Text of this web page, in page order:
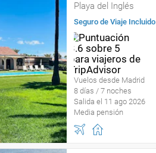
Playa del Inglés
Seguro de Viaje Incluido
Vuelos desde Madrid
8 días / 7 noches
Salida el 11 ago 2026
Media pensión